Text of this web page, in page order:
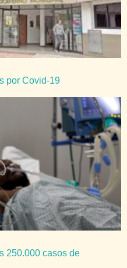
por Covid-19
250.000 casos de